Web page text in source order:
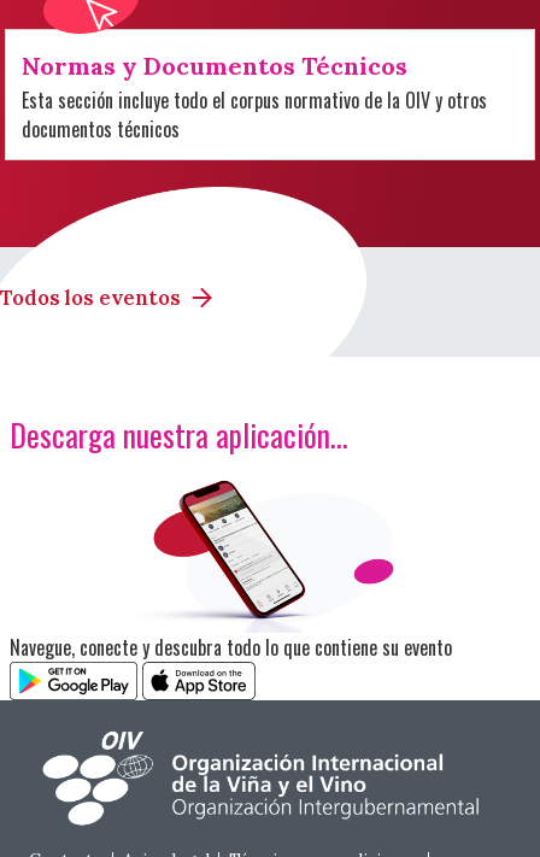
Normas y Documentos Técnicos
Esta sección incluye todo el corpus normativo de la OIV y otros
documentos técnicos
Todos los eventos
Descarga nuestra aplicación…
<p>Imagen</p>
Navegue, conecte y descubra todo lo que contiene su evento